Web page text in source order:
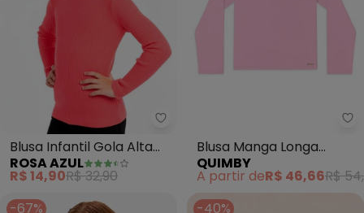
Rosa Azul - Blusa Infantil Gola
Blusa Infantil Gola Alta
em Ribana (Rosa Neon)
ROSA AZUL
R$ 14,90R$ 32,90
Blusa Manga Longa
Infantil em Cotton Rosa
QUIMBY
A partir deR$ 46,66R$
-67%
-40%